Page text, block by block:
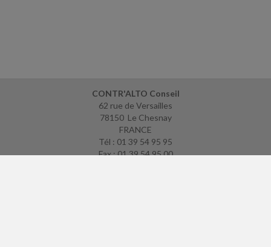
CONTR'ALTO Conseil
62 rue de Versailles
78150 Le Chesnay
FRANCE
Tél : 01 39 54 95 95
Fax : 01 39 54 95 00